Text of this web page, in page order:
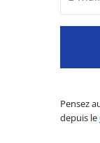
Pensez
depuis le